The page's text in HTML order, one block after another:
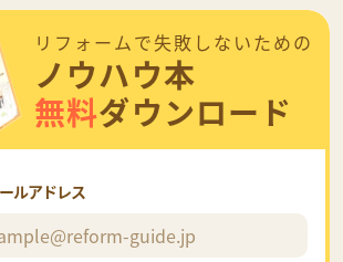
リフォームで失敗しないための
ノウハウ本
無料ダウンロード
ルアドレス